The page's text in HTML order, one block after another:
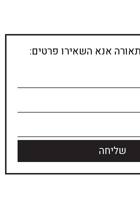
אנא השאירו פרטים:
שליחה